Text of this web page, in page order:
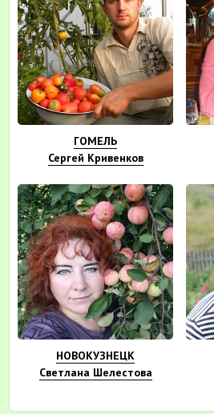
ГОМЕЛЬ
Сергей Кривенков
НОВОКУЗНЕЦК
Светлана Шелестова